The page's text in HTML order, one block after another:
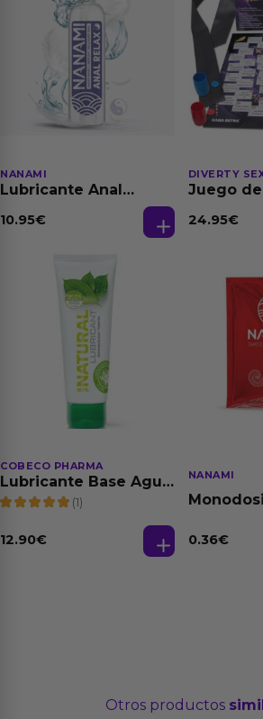
NANAMI
Lubricante Anal
Dilatación Base Agua
10.95€
DIVERTY
Juego
24.95€
COBECO PHARMA
Lubricante Base Agua
100% Natural 125 ml
(1)
12.90€
NANAMI
0.36€
Otros productos